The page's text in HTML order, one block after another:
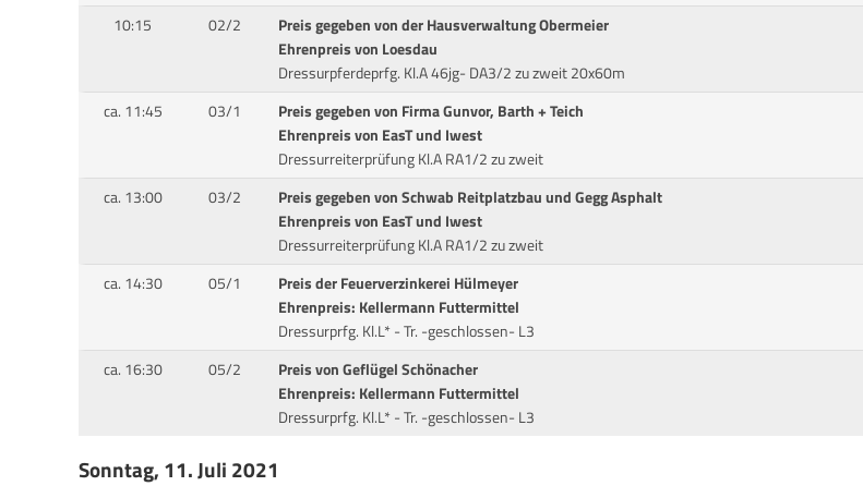
10:15 02/2
Preis gegeben von der Hausverwaltung Obermeier
Ehrenpreis von Loesdau
Dressurpferdeprfg. Kl.A 46jg- DA3/2 zu zweit 20x60m
ca. 11:45 03/1
Preis gegeben von Firma Gunvor, Barth + Teich
Ehrenpreis von EasT und Iwest
Dressurreiterprüfung Kl.A RA1/2 zu zweit
ca. 13:00 03/2
Preis gegeben von Schwab Reitplatzbau und Gegg Asphalt
Ehrenpreis von EasT und Iwest
Dressurreiterprüfung Kl.A RA1/2 zu zweit
ca. 14:30 05/1
Preis der Feuerverzinkerei Hülmeyer
Ehrenpreis: Kellermann Futtermittel
Dressurprfg. Kl.L* - Tr. -geschlossen- L3
ca. 16:30 05/2
Preis von Geflügel Schönacher
Ehrenpreis: Kellermann Futtermittel
Dressurprfg. Kl.L* - Tr. -geschlossen- L3
Sonntag, 11. Juli 2021